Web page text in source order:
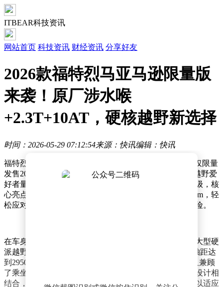
ITBEAR科技资讯
网站首页 科技资讯 财经资讯 分享好友
2026款福特烈马亚马逊限量版
来袭！原厂涉水喉
+2.3T+10AT，硬核越野新选择
时间：2026-05-29 07:12:54来源：快讯编辑：快讯
福特烈马2026款2.3T亚马逊限量版正式登陆市场，全球仅限量
发售200台，官方指导价定为39.98万元。这款专为硬核越野爱
好者量身打造的原厂顶配车型，基于荒地版进行全面升级，核
心亮点在于配备了原厂高位涉水喉，涉水深度高达925mm，轻
松应对重度涉水场景，省去了后期改装的繁琐与合规风险。
在车身设计上，福特烈马亚马逊限量版展现了标准的中大型硬
派越野风格，车身尺寸为4825mm×2070mm×1990mm，轴距达
到2950mm，采用4门5座布局，既保证了越野通过性，又兼顾
了乘坐的实用性。侧面线条平直硬朗，高腰线与宽轮眉设计相
结合，营造出强烈的肌肉感。轮拱预留了大行程空间，以适应